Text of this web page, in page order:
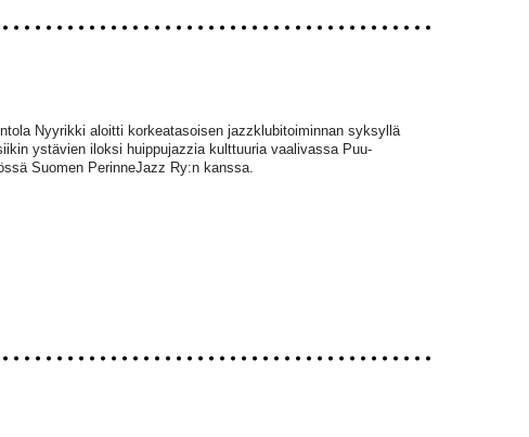
Nyyrikki aloitti korkeatasoisen jazzklubitoiminnan syksyllä
ystävien iloksi huippujazzia kulttuuria vaalivassa Puu-
Suomen PerinneJazz Ry:n kanssa.